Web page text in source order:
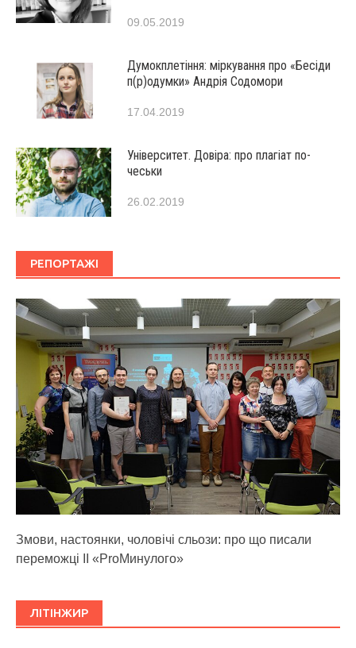
09.05.2019
Думокплетіння: міркування про «Бесіди
п(р)одумки» Андрія Содомори
17.04.2019
Університет. Довіра: про плагіат по-
чеськи
26.02.2019
РЕПОРТАЖІ
Змови, настоянки, чоловічі сльози: про що писали
переможці ІІ «ProМинулого»
ЛІТІНЖИР